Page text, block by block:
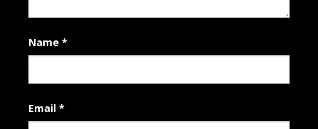
Name*
Email*